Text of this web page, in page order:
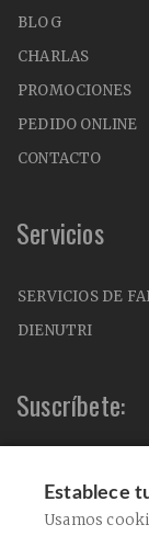
BLOG
CHARLAS
PROMOCIONES
PEDIDO ONLINE
CONTACTO
Servicios
SERVICIOS DE
DIENUTRI
Suscríbete:
Acepto el
Establece
Usamos